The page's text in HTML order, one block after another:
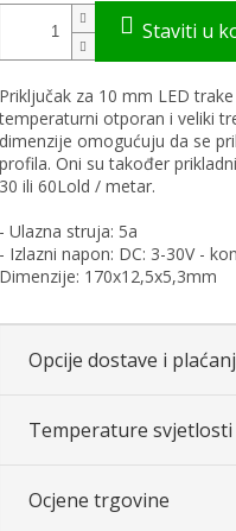
Priključak za 10 mm LED
otporan i veliki
dimenzije omogućuju da se
profila. Oni su također
30 ili 60Lold / metar.
- Ulazna struja: 5a
- Izlazni napon: DC: 3-30V -
Dimenzije: 170x12,5x5,3mm
Opcije dostave i
Temperature svjetlosti
Ocjene trgovine